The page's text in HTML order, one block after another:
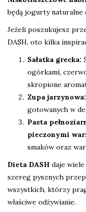
będą jogurty naturalne
Jeżeli poszukujesz
DASH, oto kilka
Sałatka grecka:
ogórkami,
skropione
Zupa jarzynowa:
gotowanych w
Pasta
pieczonymi
smaków oraz
Dieta DASH daje
szereg pysznych
wszystkich, którzy
właściwe odżywianie.